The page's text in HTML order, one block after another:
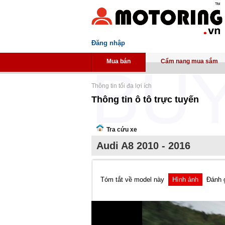
Đăng nhập
Mua bán Cẩm nang mua sắm
Thông tin tối đa lợi ích
Thông tin ô tô trực tuyến
Tra cứu xe
Audi A8 2010 - 2016
Tóm tắt về model này Hình ảnh Đánh